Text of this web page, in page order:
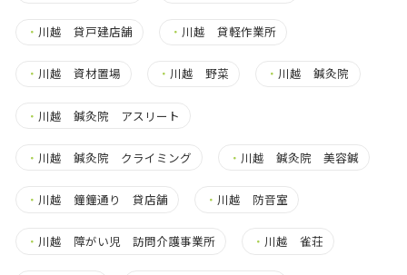
・ 川越 貸戸建店舗 ・ 川越 貸軽作業所
・ 川越 資材置場 ・ 川越 野菜 ・ 川越 鍼灸院
・ 川越 鍼灸院 アスリート
・ 川越 鍼灸院 クライミング ・ 川越 鍼灸院 美容鍼
・ 川越 鐘鐘通り 貸店舗 ・ 川越 防音室
・ 川越 障がい児 訪問介護事業所 ・ 川越 雀荘